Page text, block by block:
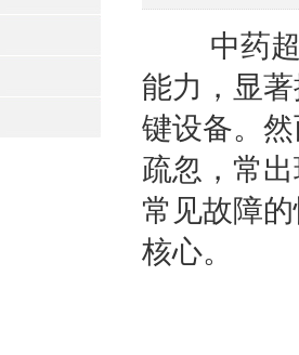
中药超微
能力，显
键设备。
疏忽，常
常见故障
核心。